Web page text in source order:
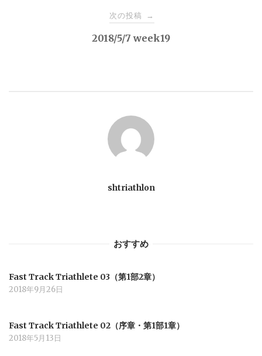
次の投稿 →
2018/5/7 week19
shtriathlon
おすすめ
Fast Track Triathlete 03（第1部2章）
2018年9月26日
Fast Track Triathlete 02（序章・第1部1章）
2018年5月13日